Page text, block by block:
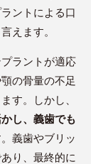
ントによる口
えます。
ラントが適応
の骨量の不足
す。しかし、
し、義歯でも
義歯やブリッ
り、最終的に